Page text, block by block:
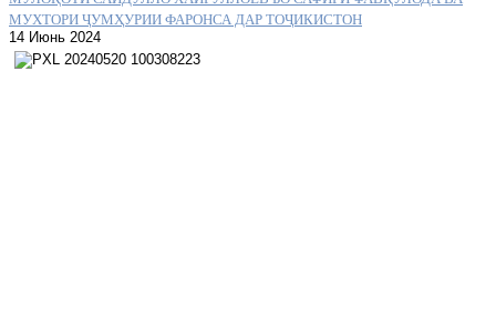
МУХТОРИ ҶУМҲУРИИ ФАРОНСА ДАР ТОҶИКИСТОН
14 Июнь 2024